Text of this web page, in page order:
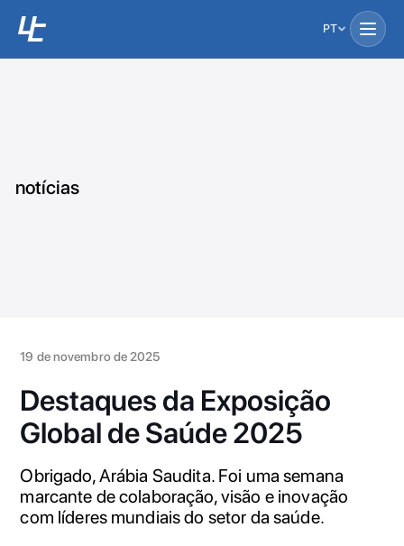
PT
notícias
19 de novembro de 2025
Destaques da Exposição
Global de Saúde 2025
Obrigado, Arábia Saudita. Foi uma semana
marcante de colaboração, visão e inovação
com líderes mundiais do setor da saúde.